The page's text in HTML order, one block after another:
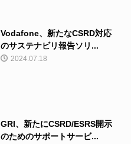
Vodafone、新たなCSRD対応
のサステナビリ報告ソリ...
2024.07.18
GRI、新たにCSRD/ESRS開示
のためのサポートサービ...